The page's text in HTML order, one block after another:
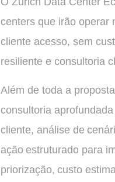
centers que irão operar
cliente acesso, sem
resiliente e consultoria
Além de toda a
consultoria
cliente, análise de
ação estruturado para
priorização, custo